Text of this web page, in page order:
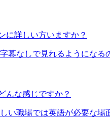
に詳しい方いますか？
幕なしで見れるようにな
んな感じですか？
い職場では英語が必要な